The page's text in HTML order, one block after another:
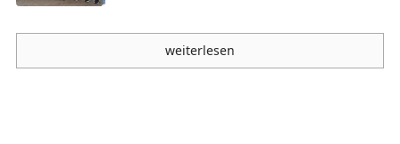
weiterlesen